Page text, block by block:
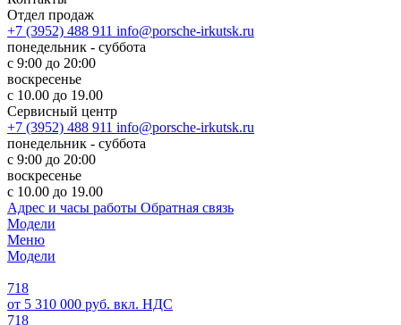
Отдел продаж
+7 (3952) 488 911 info@porsche-irkutsk.ru
понедельник - суббота
с 9:00 до 20:00
воскресенье
с 10.00 до 19.00
Сервисный центр
+7 (3952) 488 911 info@porsche-irkutsk.ru
понедельник - суббота
с 9:00 до 20:00
воскресенье
с 10.00 до 19.00
Адрес и часы работы Обратная связь
Модели
Меню
Модели
718
от 5 310 000 руб. вкл. НДС
718